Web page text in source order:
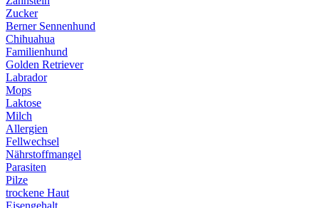
Zucker
Berner Sennenhund
Chihuahua
Familienhund
Golden Retriever
Labrador
Mops
Laktose
Milch
Allergien
Fellwechsel
Nährstoffmangel
Parasiten
Pilze
trockene Haut
Eisengehalt